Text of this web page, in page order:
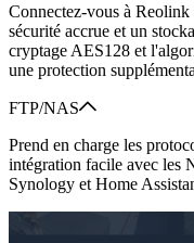
Connectez-vous à
sécurité accrue et un
cryptage AES128 et
une protection
FTP/NAS
Prend en charge les
intégration facile avec les
Synology et Home